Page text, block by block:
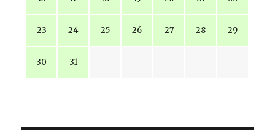
23 24 25 26 27 28 29
30 31